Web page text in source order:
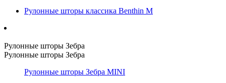
Рулонные шторы классика Benthin M
Рулонные шторы Зебра
Рулонные шторы Зебра
Рулонные шторы Зебра MINI